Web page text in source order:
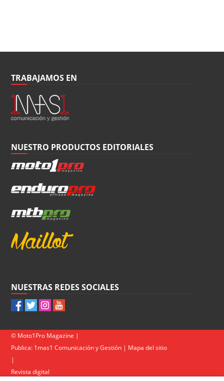
TRABAJAMOS EN
NUESTRO PRODUCTOS EDITORIALES
NUESTRAS REDES SOCIALES
© Moto1Pro Magazine |
Publica: 1mas1 Comunicación y Gestión | Mapa del sitio
|
Revista digital